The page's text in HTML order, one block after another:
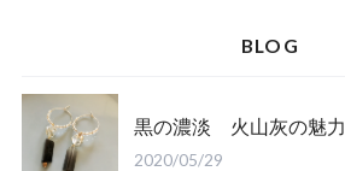
BLOG
黒の濃淡 火山灰の魅力
2020/05/29